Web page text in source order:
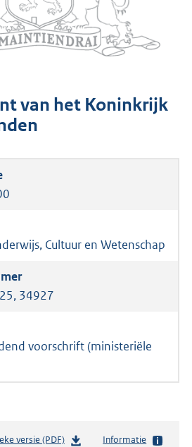
van het Koninkrijk
Cultuur en Wetenschap
34927
voorschrift (ministeriële
versie (PDF)b
Informatie